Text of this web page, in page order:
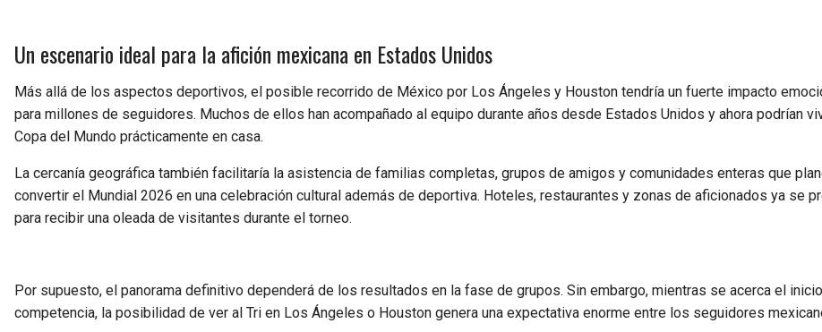
Un escenario ideal para la afición mexicana en Estados Unidos
Más allá de los aspectos deportivos, el posible recorrido de México por Los Ángeles y Houston tendría un fuerte impacto
para millones de seguidores. Muchos de ellos han acompañado al equipo durante años desde Estados Unidos y ahora podrían
Copa del Mundo prácticamente en casa.
La cercanía geográfica también facilitaría la asistencia de familias completas, grupos de amigos y comunidades enteras que
convertir el Mundial 2026 en una celebración cultural además de deportiva. Hoteles, restaurantes y zonas de aficionados ya se
para recibir una oleada de visitantes durante el torneo.
Por supuesto, el panorama definitivo dependerá de los resultados en la fase de grupos. Sin embargo, mientras se acerca el
competencia, la posibilidad de ver al Tri en Los Ángeles o Houston genera una expectativa enorme entre los seguidores